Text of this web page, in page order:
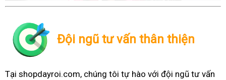
Đội ngũ tư vấn thân thiện
Tại shopdayroi.com, chúng tôi tự hào với đội ngũ tư vấn